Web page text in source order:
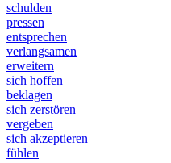
schulden
pressen
entsprechen
verlangsamen
erweitern
sich hoffen
beklagen
sich zerstören
vergeben
sich akzeptieren
fühlen